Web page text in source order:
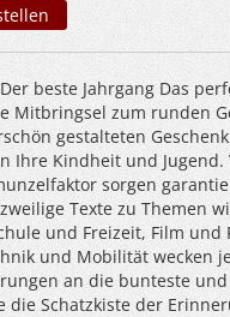
beste Jahrgang Das
Mitbringsel zum runden
gestalteten
Ihre Kindheit und Jugend.
sorgen
Texte zu Themen
und Freizeit, Film und
und Mobilität wecken
an die bunteste
die Schatzkiste der